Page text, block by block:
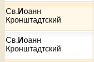
Св. Иоанн
Кронштадтский
Св. Иоанн
Кронштадтский